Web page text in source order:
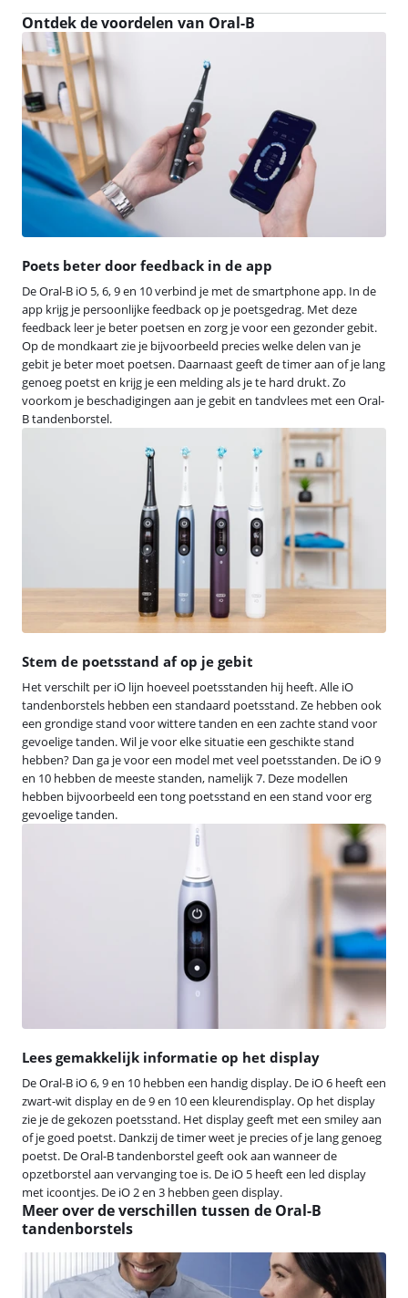
Ontdek de voordelen van Oral-B
Poets beter door feedback in de app
De Oral-B iO 5, 6, 9 en 10 verbind je met de smartphone app. In de
app krijg je persoonlijke feedback op je poetsgedrag. Met deze
feedback leer je beter poetsen en zorg je voor een gezonder gebit.
Op de mondkaart zie je bijvoorbeeld precies welke delen van je
gebit je beter moet poetsen. Daarnaast geeft de timer aan of je lang
genoeg poetst en krijg je een melding als je te hard drukt. Zo
voorkom je beschadigingen aan je gebit en tandvlees met een Oral-
B tandenborstel.
Stem de poetsstand af op je gebit
Het verschilt per iO lijn hoeveel poetsstanden hij heeft. Alle iO
tandenborstels hebben een standaard poetsstand. Ze hebben ook
een grondige stand voor wittere tanden en een zachte stand voor
gevoelige tanden. Wil je voor elke situatie een geschikte stand
hebben? Dan ga je voor een model met veel poetsstanden. De iO 9
en 10 hebben de meeste standen, namelijk 7. Deze modellen
hebben bijvoorbeeld een tong poetsstand en een stand voor erg
gevoelige tanden.
Lees gemakkelijk informatie op het display
De Oral-B iO 6, 9 en 10 hebben een handig display. De iO 6 heeft een
zwart-wit display en de 9 en 10 een kleurendisplay. Op het display
zie je de gekozen poetsstand. Het display geeft met een smiley aan
of je goed poetst. Dankzij de timer weet je precies of je lang genoeg
poetst. De Oral-B tandenborstel geeft ook aan wanneer de
opzetborstel aan vervanging toe is. De iO 5 heeft een led display
met icoontjes. De iO 2 en 3 hebben geen display.
Meer over de verschillen tussen de Oral-B
tandenborstels